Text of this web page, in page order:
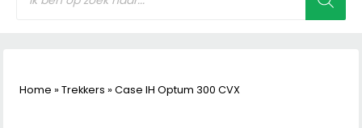
Home » Trekkers » Case IH Optum 300 CVX